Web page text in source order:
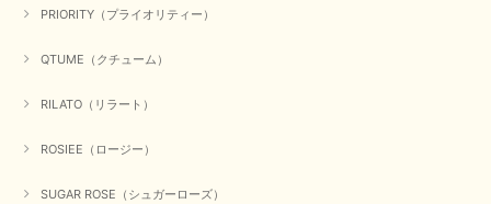
PRIORITY（プライオリティー）
QTUME（クチューム）
RILATO（リラート）
ROSIEE（ロージー）
SUGAR ROSE（シュガーローズ）